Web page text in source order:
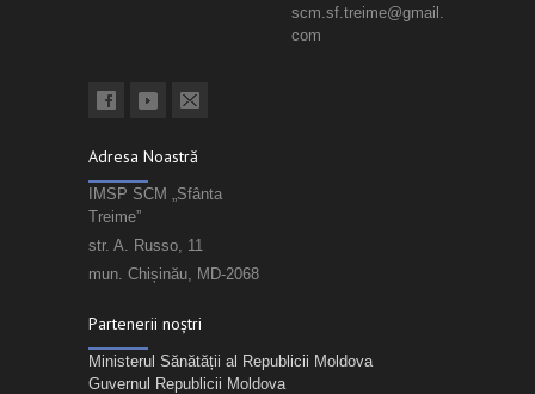
scm.sf.treime@gmail.
com
Adresa Noastră
IMSP SCM „Sfânta
Treime”
str. A. Russo, 11
mun. Chișinău, MD-2068
Partenerii noștri
Ministerul Sănătății al Republicii Moldova
Guvernul Republicii Moldova